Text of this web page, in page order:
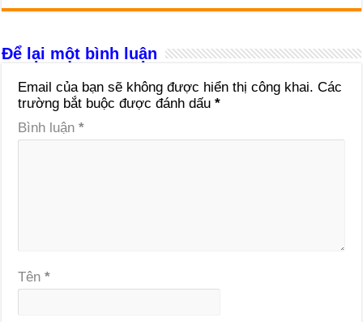
Để lại một bình luận
Email của bạn sẽ không được hiển thị công khai. Các
trường bắt buộc được đánh dấu*
Bình luận*
Tên*